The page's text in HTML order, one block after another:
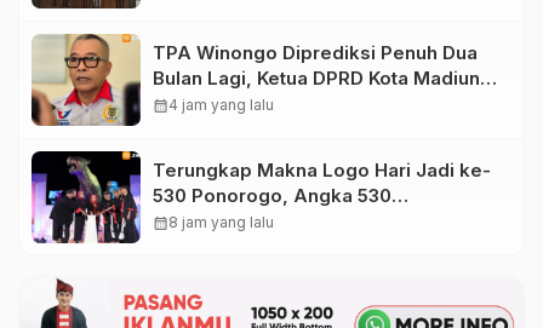
TPA Winongo Diprediksi Penuh Dua
Bulan Lagi, Ketua DPRD Kota Madiun
Desak Pemkot Percepat Penanganan
calendar_month4 jam yang lalu
Terungkap Makna Logo Hari Jadi ke-
530 Ponorogo, Angka 530
Bertransformasi Jadi Sekar Kinanthi
calendar_month8 jam yang lalu